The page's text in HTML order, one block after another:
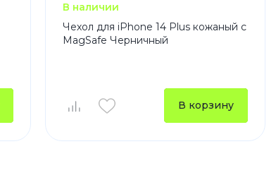
В наличии
Чехол для iPhone 14 Plus кожаный с
MagSafe Черничный
В корзину